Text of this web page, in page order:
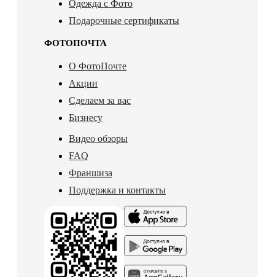
Одежда с Фото
Подарочные сертификаты
ФОТОПОЧТА
О ФотоПочте
Акции
Сделаем за вас
Бизнесу
Видео обзоры
FAQ
Франшиза
Поддержка и контакты